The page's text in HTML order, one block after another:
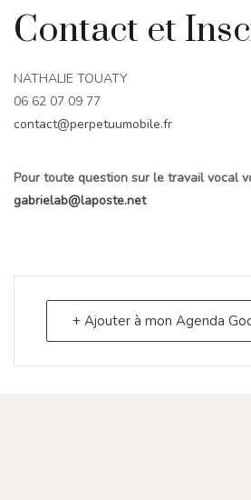
Contact et
NATHALIE TOUATY
06 62 07 09 77
contact@perpetuumobile.fr
Pour toute question sur le travail vocal
gabrielab@laposte.net
+ Ajouter à mon Agenda